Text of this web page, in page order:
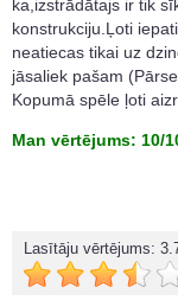
ka,izstrādātajs ir tik
konstrukciju.Ļoti
neatiecas tikai uz
jāsaliek pašam
Kopumā spēle ļoti
Man vērtējums: 10/
Lasītāju vērtējums: